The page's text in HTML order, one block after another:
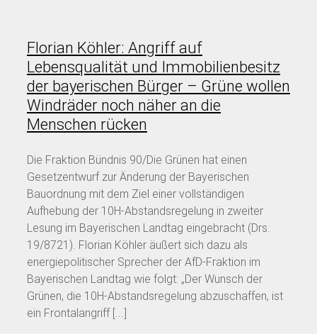
Florian Köhler: Angriff auf
Lebensqualität und Immobilienbesitz
der bayerischen Bürger – Grüne wollen
Windräder noch näher an die
Menschen rücken
Die Fraktion Bündnis 90/Die Grünen hat einen
Gesetzentwurf zur Änderung der Bayerischen
Bauordnung mit dem Ziel einer vollständigen
Aufhebung der 10H-Abstandsregelung in zweiter
Lesung im Bayerischen Landtag eingebracht (Drs.
19/8721). Florian Köhler äußert sich dazu als
energiepolitischer Sprecher der AfD-Fraktion im
Bayerischen Landtag wie folgt: „Der Wunsch der
Grünen, die 10H-Abstandsregelung abzuschaffen, ist
ein Frontalangriff [...]